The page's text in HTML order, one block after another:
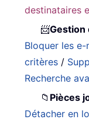
destinataires
📨Gestion
Bloquer les
critères /
Recherche
📁 Pièces
Détacher en